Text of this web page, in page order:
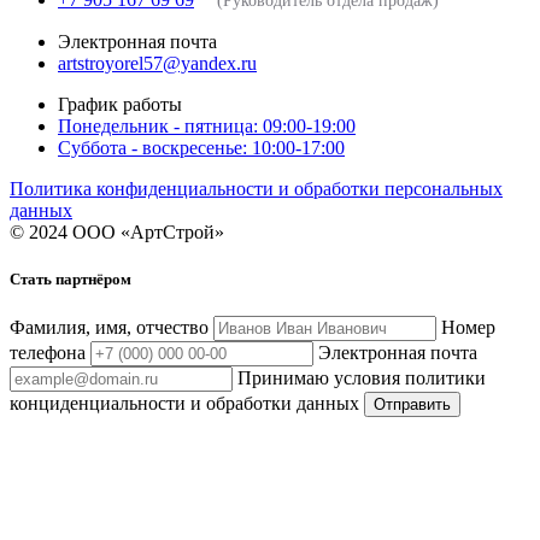
Электронная почта
artstroyorel57@yandex.ru
График работы
Понедельник - пятница: 09:00-19:00
Суббота - воскресенье: 10:00-17:00
Политика конфиденциальности и обработки персональных
данных
© 2024 ООО «АртСтрой»
Стать партнёром
Фамилия, имя, отчество
Номер
телефона
Электронная почта
Принимаю условия политики
конциденциальности и обработки данных
Отправить